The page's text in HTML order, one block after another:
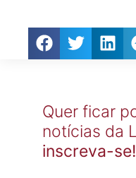
Quer ficar
notícias da
inscreva-se!